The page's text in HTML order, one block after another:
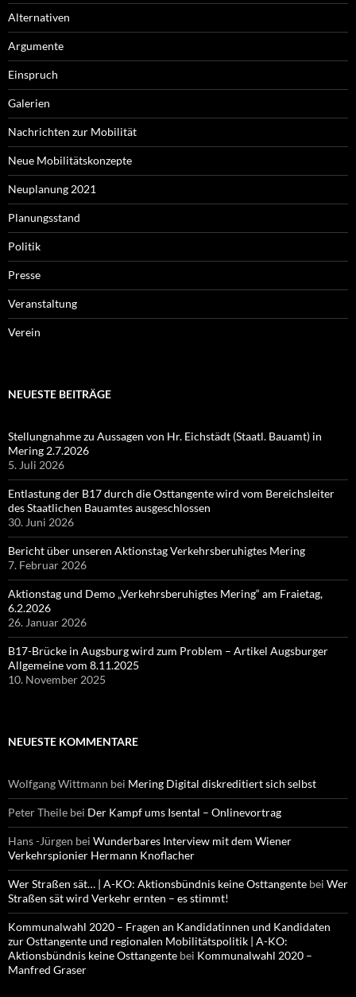
Alternativen
Argumente
Einspruch
Galerien
Nachrichten zur Mobilität
Neue Mobilitätskonzepte
Neuplanung 2021
Planungsstand
Politik
Presse
Veranstaltung
Verein
NEUESTE BEITRÄGE
Stellungnahme zu Aussagen von Hr. Eichstädt (Staatl. Bauamt) in
Mering 2.7.2026
5. Juli 2026
Entlastung der B17 durch die Osttangente wird vom Bereichsleiter
des Staatlichen Bauamtes ausgeschlossen
30. Juni 2026
Bericht über unseren Aktionstag Verkehrsberuhigtes Mering
7. Februar 2026
Aktionstag und Demo „Verkehrsberuhigtes Mering“ am Fraietag,
6.2.2026
26. Januar 2026
B17-Brücke in Augsburg wird zum Problem – Artikel Augsburger
Allgemeine vom 8.11.2025
10. November 2025
NEUESTE KOMMENTARE
Wolfgang Wittmann bei Mering Digital diskreditiert sich selbst
Peter Theile bei Der Kampf ums Isental – Onlinevortrag
Hans -Jürgen bei Wunderbares Interview mit dem Wiener
Verkehrspionier Hermann Knoflacher
Wer Straßen sät… | A-KO: Aktionsbündnis keine Osttangente bei Wer
Straßen sät wird Verkehr ernten – es stimmt!
Kommunalwahl 2020 – Fragen an Kandidatinnen und Kandidaten
zur Osttangente und regionalen Mobilitätspolitik | A-KO:
Aktionsbündnis keine Osttangente bei Kommunalwahl 2020 –
Manfred Graser